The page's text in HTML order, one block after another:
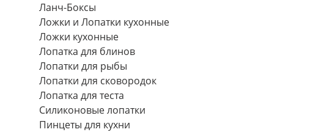
Ланч-Боксы
Ложки и Лопатки кухонные
Ложки кухонные
Лопатка для блинов
Лопатки для рыбы
Лопатки для сковородок
Лопатка для теста
Силиконовые лопатки
Пинцеты для кухни